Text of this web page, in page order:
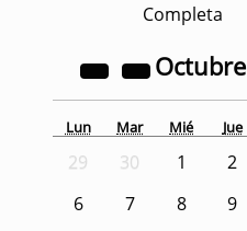
Completa
Octubre
Lun Mar Mié Jue
29 30 1 2
6
7 8 9